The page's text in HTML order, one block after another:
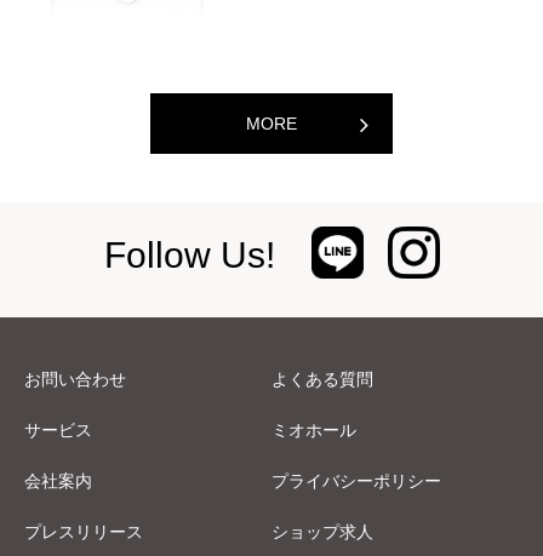
MORE
Follow Us!
お問い合わせ よくある質問
サービス ミオホール
会社案内 プライバシーポリシー
プレスリリース ショップ求人